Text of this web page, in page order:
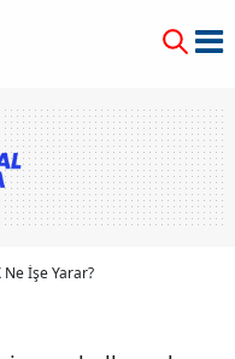
Ne İşe Yarar?